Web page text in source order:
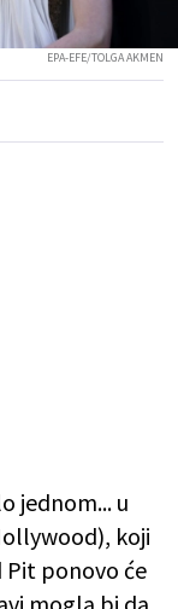
EPA-EFE/TOLGA AKMEN
jednom... u
koji
Pit ponovo će